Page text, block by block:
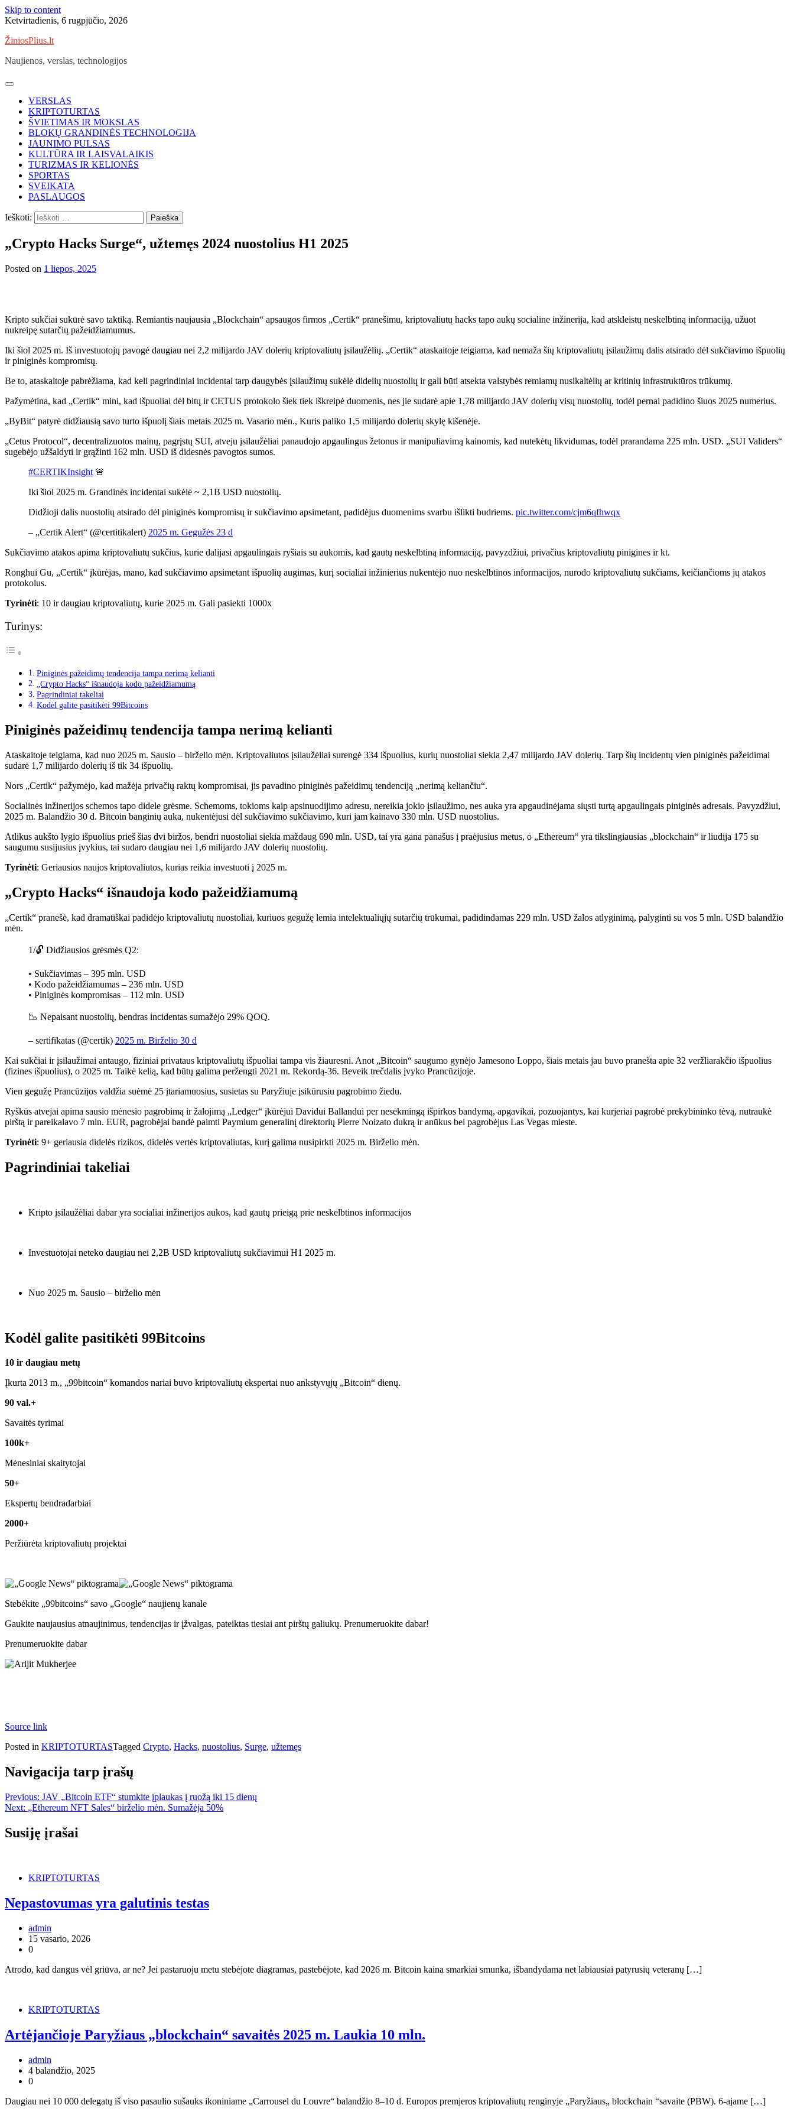
Skip to content
Ketvirtadienis, 6 rugpjūčio, 2026
ŽiniosPlius.lt
Naujienos, verslas, technologijos
VERSLAS
KRIPTOTURTAS
ŠVIETIMAS IR MOKSLAS
BLOKŲ GRANDINĖS TECHNOLOGIJA
JAUNIMO PULSAS
KULTŪRA IR LAISVALAIKIS
TURIZMAS IR KELIONĖS
SPORTAS
SVEIKATA
PASLAUGOS
Ieškoti:
„Crypto Hacks Surge“, užtemęs 2024 nuostolius H1 2025
Posted on 1 liepos, 2025
Kripto sukčiai sukūrė savo taktiką. Remiantis naujausia „Blockchain“ apsaugos firmos „Certik“ pranešimu, kriptovaliutų hacks tapo aukų socialine inžinerija, kad atskleistų neskelbtiną informaciją, užuot
nukreipę sutarčių pažeidžiamumus.
Iki šiol 2025 m. Iš investuotojų pavogė daugiau nei 2,2 milijardo JAV dolerių kriptovaliutų įsilaužėlių. „Certik“ ataskaitoje teigiama, kad nemaža šių kriptovaliutų įsilaužimų dalis atsirado dėl sukčiavimo išpuolių
ir piniginės kompromisų.
Be to, ataskaitoje pabrėžiama, kad keli pagrindiniai incidentai tarp daugybės įsilaužimų sukėlė didelių nuostolių ir gali būti atsekta valstybės remiamų nusikaltėlių ar kritinių infrastruktūros trūkumų.
Pažymėtina, kad „Certik“ mini, kad išpuoliai dėl bitų ir CETUS protokolo šiek tiek iškreipė duomenis, nes jie sudarė apie 1,78 milijardo JAV dolerių visų nuostolių, todėl pernai padidino šiuos 2025 numerius.
„ByBit“ patyrė didžiausią savo turto išpuolį šiais metais 2025 m. Vasario mėn., Kuris paliko 1,5 milijardo dolerių skylę kišenėje.
„Cetus Protocol“, decentralizuotos mainų, pagrįstų SUI, atveju įsilaužėliai panaudojo apgaulingus žetonus ir manipuliavimą kainomis, kad nutekėtų likvidumas, todėl prarandama 225 mln. USD. „SUI Validers“
sugebėjo užšaldyti ir grąžinti 162 mln. USD iš didesnės pavogtos sumos.
#CERTIKInsight 🚨
Iki šiol 2025 m. Grandinės incidentai sukėlė ~ 2,1B USD nuostolių.
Didžioji dalis nuostolių atsirado dėl piniginės kompromisų ir sukčiavimo apsimetant, padidėjus duomenims svarbu išlikti budriems. pic.twitter.com/cjm6qfhwqx
– „Certik Alert“ (@certitikalert) 2025 m. Gegužės 23 d
Sukčiavimo atakos apima kriptovaliutų sukčius, kurie dalijasi apgaulingais ryšiais su aukomis, kad gautų neskelbtiną informaciją, pavyzdžiui, privačius kriptovaliutų pinigines ir kt.
Ronghui Gu, „Certik“ įkūrėjas, mano, kad sukčiavimo apsimetant išpuolių augimas, kurį socialiai inžinierius nukentėjo nuo neskelbtinos informacijos, nurodo kriptovaliutų sukčiams, keičiančioms jų atakos
protokolus.
Tyrinėti: 10 ir daugiau kriptovaliutų, kurie 2025 m. Gali pasiekti 1000x
Turinys:
Piniginės pažeidimų tendencija tampa nerimą kelianti
„Crypto Hacks“ išnaudoja kodo pažeidžiamumą
Pagrindiniai takeliai
Kodėl galite pasitikėti 99Bitcoins
Piniginės pažeidimų tendencija tampa nerimą kelianti
Ataskaitoje teigiama, kad nuo 2025 m. Sausio – birželio mėn. Kriptovaliutos įsilaužėliai surengė 334 išpuolius, kurių nuostoliai siekia 2,47 milijardo JAV dolerių. Tarp šių incidentų vien piniginės pažeidimai
sudarė 1,7 milijardo dolerių iš tik 34 išpuolių.
Nors „Certik“ pažymėjo, kad mažėja privačių raktų kompromisai, jis pavadino piniginės pažeidimų tendenciją „nerimą keliančiu“.
Socialinės inžinerijos schemos tapo didele grėsme. Schemoms, tokioms kaip apsinuodijimo adresu, nereikia jokio įsilaužimo, nes auka yra apgaudinėjama siųsti turtą apgaulingais piniginės adresais. Pavyzdžiui,
2025 m. Balandžio 30 d. Bitcoin banginių auka, nukentėjusi dėl sukčiavimo sukčiavimo, kuri jam kainavo 330 mln. USD nuostolius.
Atlikus aukšto lygio išpuolius prieš šias dvi biržos, bendri nuostoliai siekia maždaug 690 mln. USD, tai yra gana panašus į praėjusius metus, o „Ethereum“ yra tikslingiausias „blockchain“ ir liudija 175 su
saugumu susijusius įvykius, tai sudaro daugiau nei 1,6 milijardo JAV dolerių nuostolių.
Tyrinėti: Geriausios naujos kriptovaliutos, kurias reikia investuoti į 2025 m.
„Crypto Hacks“ išnaudoja kodo pažeidžiamumą
„Certik“ pranešė, kad dramatiškai padidėjo kriptovaliutų nuostoliai, kuriuos gegužę lemia intelektualiųjų sutarčių trūkumai, padidindamas 229 mln. USD žalos atlyginimą, palyginti su vos 5 mln. USD balandžio
mėn.
1/🔓 Didžiausios grėsmės Q2:
• Sukčiavimas – 395 mln. USD
• Kodo pažeidžiamumas – 236 mln. USD
• Piniginės kompromisas – 112 mln. USD
📉 Nepaisant nuostolių, bendras incidentas sumažėjo 29% QOQ.
– sertifikatas (@certik) 2025 m. Birželio 30 d
Kai sukčiai ir įsilaužimai antaugo, fiziniai privataus kriptovaliutų išpuoliai tampa vis žiauresni. Anot „Bitcoin“ saugumo gynėjo Jamesono Loppo, šiais metais jau buvo pranešta apie 32 veržliarakčio išpuolius
(fizines išpuolius), o 2025 m. Taikė kelią, kad būtų galima peržengti 2021 m. Rekordą-36. Beveik trečdalis įvyko Prancūzijoje.
Vien gegužę Prancūzijos valdžia suėmė 25 įtariamuosius, susietas su Paryžiuje įsikūrusiu pagrobimo žiedu.
Ryškūs atvejai apima sausio mėnesio pagrobimą ir žalojimą „Ledger“ įkūrėjui Davidui Ballandui per nesėkmingą išpirkos bandymą, apgavikai, pozuojantys, kai kurjeriai pagrobė prekybininko tėvą, nutraukė
pirštą ir pareikalavo 7 mln. EUR, pagrobėjai bandė paimti Paymium generalinį direktorių Pierre Noizato dukrą ir anūkus bei pagrobėjus Las Vegas mieste.
Tyrinėti: 9+ geriausia didelės rizikos, didelės vertės kriptovaliutas, kurį galima nusipirkti 2025 m. Birželio mėn.
Pagrindiniai takeliai
Kripto įsilaužėliai dabar yra socialiai inžinerijos aukos, kad gautų prieigą prie neskelbtinos informacijos
Investuotojai neteko daugiau nei 2,2B USD kriptovaliutų sukčiavimui H1 2025 m.
Nuo 2025 m. Sausio – birželio mėn
Kodėl galite pasitikėti 99Bitcoins
10 ir daugiau metų
Įkurta 2013 m., „99bitcoin“ komandos nariai buvo kriptovaliutų ekspertai nuo ankstyvųjų „Bitcoin“ dienų.
90 val.+
Savaitės tyrimai
100k+
Mėnesiniai skaitytojai
50+
Ekspertų bendradarbiai
2000+
Peržiūrėta kriptovaliutų projektai
Stebėkite „99bitcoins“ savo „Google“ naujienų kanale
Gaukite naujausius atnaujinimus, tendencijas ir įžvalgas, pateiktas tiesiai ant pirštų galiukų. Prenumeruokite dabar!
Prenumeruokite dabar
Source link
Posted in KRIPTOTURTASTagged Crypto, Hacks, nuostolius, Surge, užtemęs
Navigacija tarp įrašų
Previous: JAV „Bitcoin ETF“ stumkite įplaukas į ruožą iki 15 dienų
Next: „Ethereum NFT Sales“ birželio mėn. Sumažėja 50%
Susiję įrašai
KRIPTOTURTAS
Nepastovumas yra galutinis testas
admin
15 vasario, 2026
0
Atrodo, kad dangus vėl griūva, ar ne? Jei pastaruoju metu stebėjote diagramas, pastebėjote, kad 2026 m. Bitcoin kaina smarkiai smunka, išbandydama net labiausiai patyrusių veteranų […]
KRIPTOTURTAS
Artėjančioje Paryžiaus „blockchain“ savaitės 2025 m. Laukia 10 mln.
admin
4 balandžio, 2025
0
Daugiau nei 10 000 delegatų iš viso pasaulio sušauks ikoniniame „Carrousel du Louvre“ balandžio 8–10 d. Europos premjeros kriptovaliutų renginyje „Paryžiaus„ blockchain “savaite (PBW). 6-ajame […]